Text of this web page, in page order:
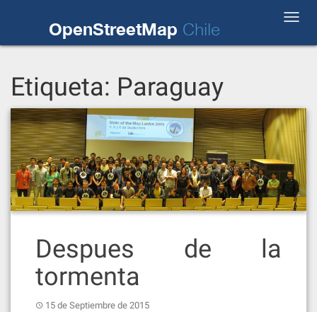
OpenStreetMap Chile
Etiqueta: Paraguay
Despues de la
tormenta
15 de Septiembre de 2015